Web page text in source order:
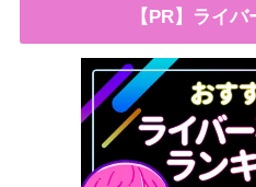
【PR】ライ